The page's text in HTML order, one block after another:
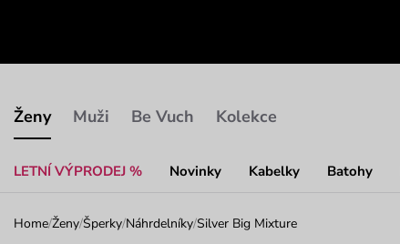
Ženy
LETNÍ VÝPRODEJ % Novinky Kabelky Batohy
Muži Be Vuch Kolekce
Home/Ženy/Šperky/Náhrdelníky/Silver Big Mixture